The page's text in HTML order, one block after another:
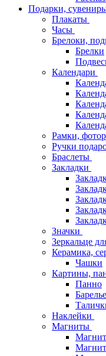
Подарки,
Плакаты
Часы
Брелоки,
Брелки
Календари
Рамки,
Ручки
Браслеты
Закладки
Значки
Зеркальце
Керамика,
Чашки
Картины,
Панно
Наклейки
Магниты